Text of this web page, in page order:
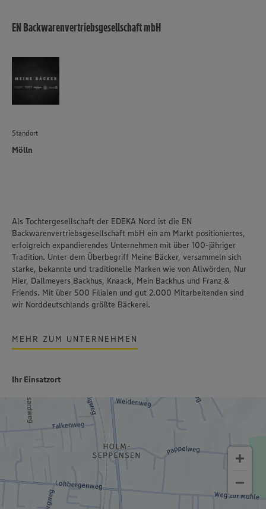
EN Backwarenvertriebsgesellschaft mbH
Standort
Mölln
Als Tochtergesellschaft der EDEKA Nord ist die EN
Backwarenvertriebsgesellschaft mbH ein am Markt positioniertes,
erfolgreich expandierendes Unternehmen mit über 100-jähriger
Tradition. Unter dem Überbegriff Meine Bäcker, versammeln sich
starke, bekannte und traditionelle Marken wie von Allwörden, Nur
Hier, Dallmeyers Backhus, Knaack, Mein Backhus und Franz &
Friends. Mit über 500 Filialen und gut 2.000 Mitarbeitenden sind
wir Norddeutschlands größte Bäckerei.
MEHR ZUM UNTERNEHMEN
Ihr Einsatzort